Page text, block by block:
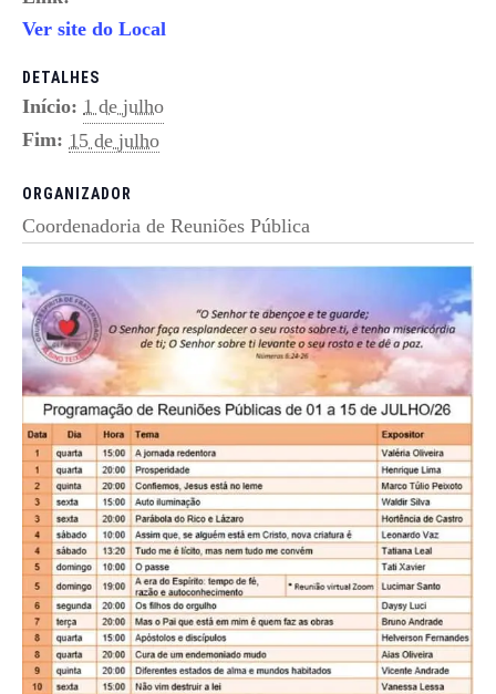
Ver site do Local
DETALHES
Início: 1 de julho
Fim: 15 de julho
ORGANIZADOR
Coordenadoria de Reuniões Pública